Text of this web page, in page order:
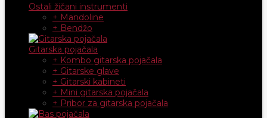
Ostali žičani instrumenti
+ Mandoline
+ Bendžo
Gitarska pojačala
+ Kombo gitarska pojačala
+ Gitarske glave
+ Gitarski kabineti
+ Mini gitarska pojačala
+ Pribor za gitarska pojačala